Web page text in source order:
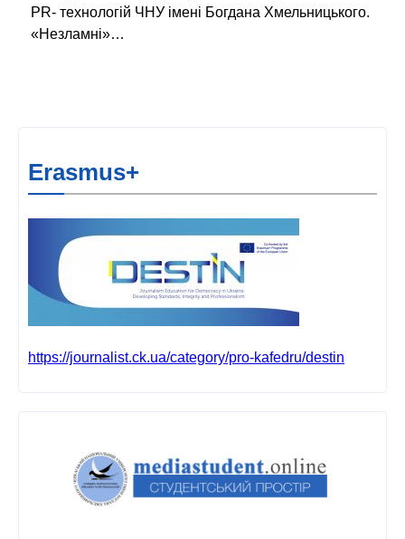
PR- технологій ЧНУ імені Богдана Хмельницького.
«Незламні»…
Erasmus+
https://journalist.ck.ua/category/pro-kafedru/destin